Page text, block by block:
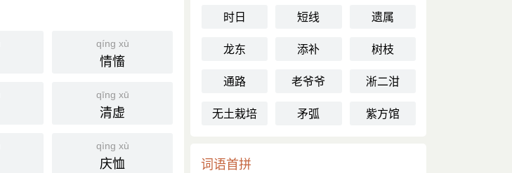
qíng xù
情慉
qīng xū
清虚
qìng xù
庆恤
时日 短线
遗属
龙东
添补
树枝
通路
老爷爷
淅二泔
无土栽培
矛弧 紫方馆
词语首拼